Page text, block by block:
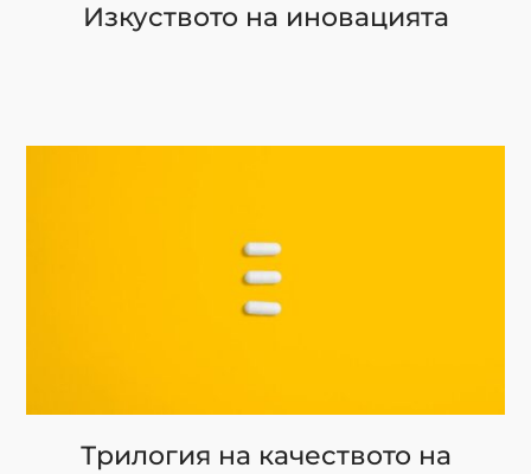
Изкуството на иновацията
Трилогия на качеството на